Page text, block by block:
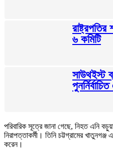
৬ কমিটি
সাউথইস্ট
পরিবারিক সূত্রে জানা গেছে, নিহত এনি
নিরাপত্তাকর্মী। তিনি চট্টগ্রামের
করেন।